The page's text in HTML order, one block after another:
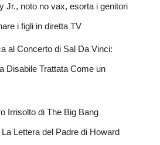
Jr., noto no vax, esorta i genitori
i figli in diretta TV
al Concerto di Sal Da Vinci:
Disabile Trattata Come un
Irrisolto di The Big Bang
Lettera del Padre di Howard